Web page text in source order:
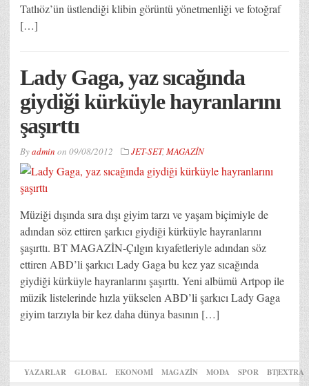
Tatlıöz’ün üstlendiği klibin görüntü yönetmenliği ve fotoğraf
[…]
Lady Gaga, yaz sıcağında
giydiği kürküyle hayranlarını
şaşırttı
Byadmin on 09/08/2012 JET-SET, MAGAZİN
Müziği dışında sıra dışı giyim tarzı ve yaşam biçimiyle de
adından söz ettiren şarkıcı giydiği kürküyle hayranlarını
şaşırttı. BT MAGAZİN-Çılgın kıyafetleriyle adından söz
ettiren ABD’li şarkıcı Lady Gaga bu kez yaz sıcağında
giydiği kürküyle hayranlarını şaşırttı. Yeni albümü Artpop ile
müzik listelerinde hızla yükselen ABD’li şarkıcı Lady Gaga
giyim tarzıyla bir kez daha dünya basının […]
YAZARLAR GLOBAL EKONOMİ MAGAZİN MODA SPOR BT|EXTRA